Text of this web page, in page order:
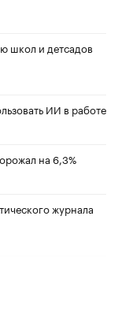
школ и детсадов
ИИ в работе
на 6,3%
журнала